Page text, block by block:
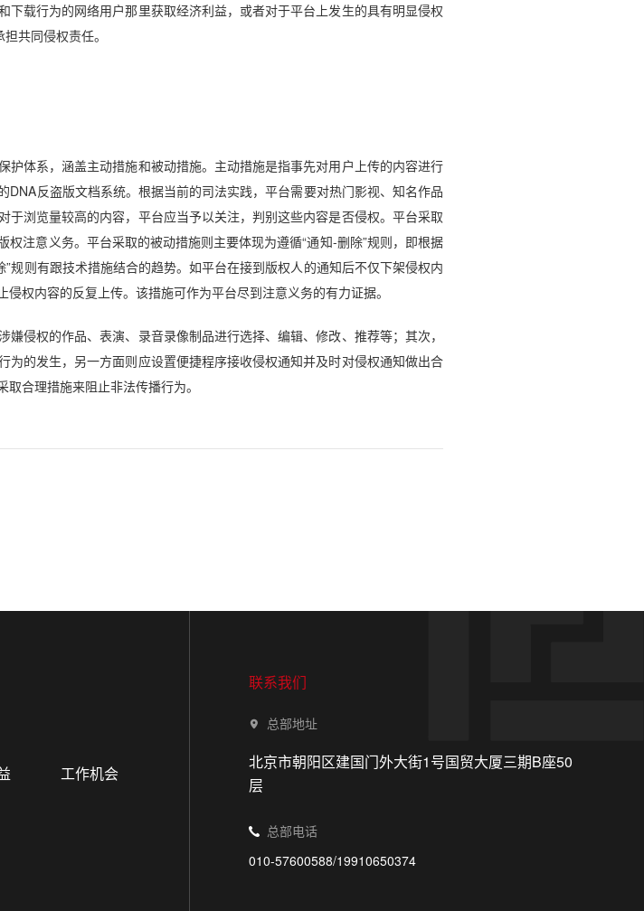
载行为的网络用户那里获取经济利益，或者对于平台上发生的具有明显侵权
共同侵权责任。
体系，涵盖主动措施和被动措施。主动措施是指事先对用户上传的内容进行
反盗版文档系统。根据当前的司法实践，平台需要对热门影视、知名作品
浏览量较高的内容，平台应当予以关注，判别这些内容是否侵权。平台采取
注意义务。平台采取的被动措施则主要体现为遵循“通知-删除”规则，即根据
规则有跟技术措施结合的趋势。如平台在接到版权人的通知后不仅下架侵权内
权内容的反复上传。该措施可作为平台尽到注意义务的有力证据。
权的作品、表演、录音录像制品进行选择、编辑、修改、推荐等；其次，
的发生，另一方面则应设置便捷程序接收侵权通知并及时对侵权通知做出合
合理措施来阻止非法传播行为。
工作机会
联系我们
总部地址
北京市朝阳区建国门外大街1号国贸大厦三期B座50
层
总部电话
010-57600588/19910650374